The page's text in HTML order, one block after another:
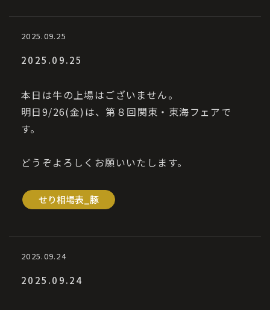
2025.09.25
2025.09.25
本日は牛の上場はございません。
明日9/26(金)は、第８回関東・東海フェアで
す。
どうぞよろしくお願いいたします。
せり相場表_豚
2025.09.24
2025.09.24